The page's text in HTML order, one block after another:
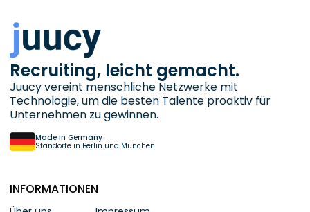
Recruiting, leicht gemacht.
Juucy vereint menschliche Netzwerke mit
Technologie, um die besten Talente proaktiv für
Unternehmen zu gewinnen.
Made in Germany
Standorte in Berlin und München
INFORMATIONEN